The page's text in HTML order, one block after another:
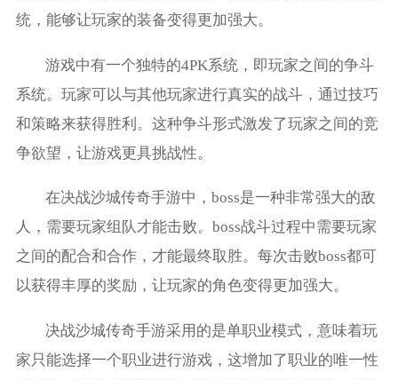
统，能够让玩家的装备变得更加强大。
游戏中有一个独特的4PK系统，即玩家之间的争斗
系统。玩家可以与其他玩家进行真实的战斗，通过技巧
和策略来获得胜利。这种争斗形式激发了玩家之间的竞
争欲望，让游戏更具挑战性。
在决战沙城传奇手游中，boss是一种非常强大的敌
人，需要玩家组队才能击败。boss战斗过程中需要玩家
之间的配合和合作，才能最终取胜。每次击败boss都可
以获得丰厚的奖励，让玩家的角色变得更加强大。
决战沙城传奇手游采用的是单职业模式，意味着玩
家只能选择一个职业进行游戏，这增加了职业的唯一性